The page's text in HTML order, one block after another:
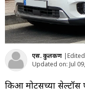
एस. कुलकर्णी |
Updated on: Jul
किआ मोटर्सच्या सेल्टॉस